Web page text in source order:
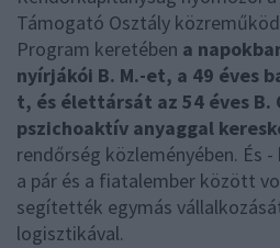
Támogató Osztály
Program keretében a
nyírjákói B. M.-et, a 49 éves
t, és élettársát az 54 éves B.
pszichoaktív anyaggal
rendőrség közleményében. És
a pár és a fiatalember között
segítették egymás
logisztikával.